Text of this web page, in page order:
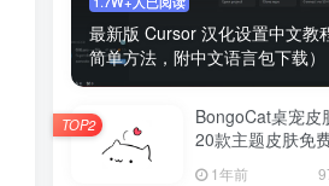
最新版 Cursor 汉化设置中文教
简单方法，附中文语言包下载）
BongoCat桌宠皮
20款主题皮肤免
1年前
TOP2